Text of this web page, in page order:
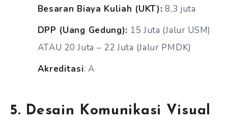
Besaran Biaya Kuliah (UKT): 8,3 juta
DPP (Uang Gedung): 15 Juta (Jalur USM)
ATAU 20 Juta – 22 Juta (Jalur PMDK)
Akreditasi: A
5. Desain Komunikasi Visual